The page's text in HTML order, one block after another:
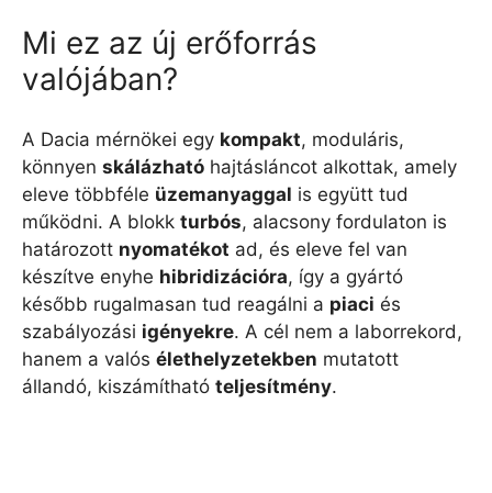
Mi ez az új erőforrás
valójában?
A Dacia mérnökei egy kompakt, moduláris,
könnyen skálázható hajtásláncot alkottak, amely
eleve többféle üzemanyaggal is együtt tud
működni. A blokk turbós, alacsony fordulaton is
határozott nyomatékot ad, és eleve fel van
készítve enyhe hibridizációra, így a gyártó
később rugalmasan tud reagálni a piaci és
szabályozási igényekre. A cél nem a laborrekord,
hanem a valós élethelyzetekben mutatott
állandó, kiszámítható teljesítmény.